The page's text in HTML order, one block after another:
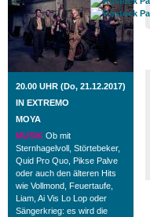
20.00 UHR (Do, 21.12.2017)
IN EXTREMO
MOYA
MUSIK Ob mit
Sternhagelvoll, Störtebeker,
Quid Pro Quo, Pikse Palve
oder auch den älteren Hits
wie Vollmond, Feuertaufe,
Liam, Ai Vis Lo Lop oder
Sängerkrieg: es wird die